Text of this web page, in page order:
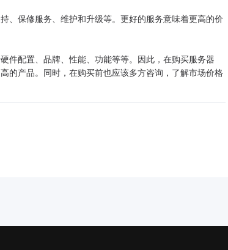
保修服务、维护和升级等。更好的服务意味着更高的价
配置、品牌、性能、功能等等。因此，在购买服务器
的产品。同时，在购买前也应该多方咨询，了解市场价格